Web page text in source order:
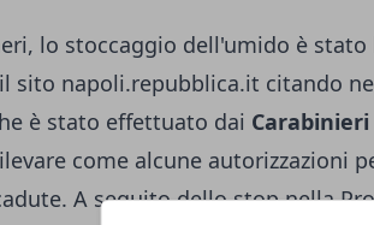
lo stoccaggio dell'umido è stato
sito napoli.repubblica.it citando
è stato effettuato dai
come alcune autorizzazioni
A seguito dello stop nella